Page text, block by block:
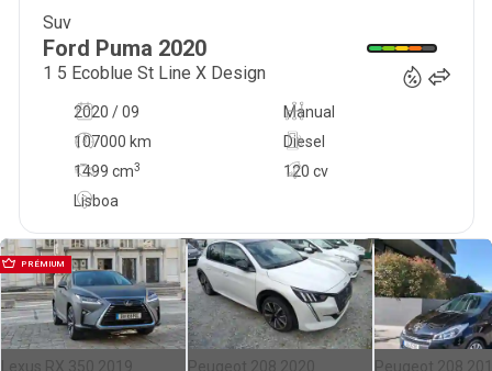
Suv
Ford Puma 2020
1 5 Ecoblue St Line X Design
2020 / 09
Manual
107000 km
120 cv
Diesel
1499 cm3
Lisboa
PRÉMIUM
Lexus RX 350 2019 Peugeot 208 2020 Peugeot 208